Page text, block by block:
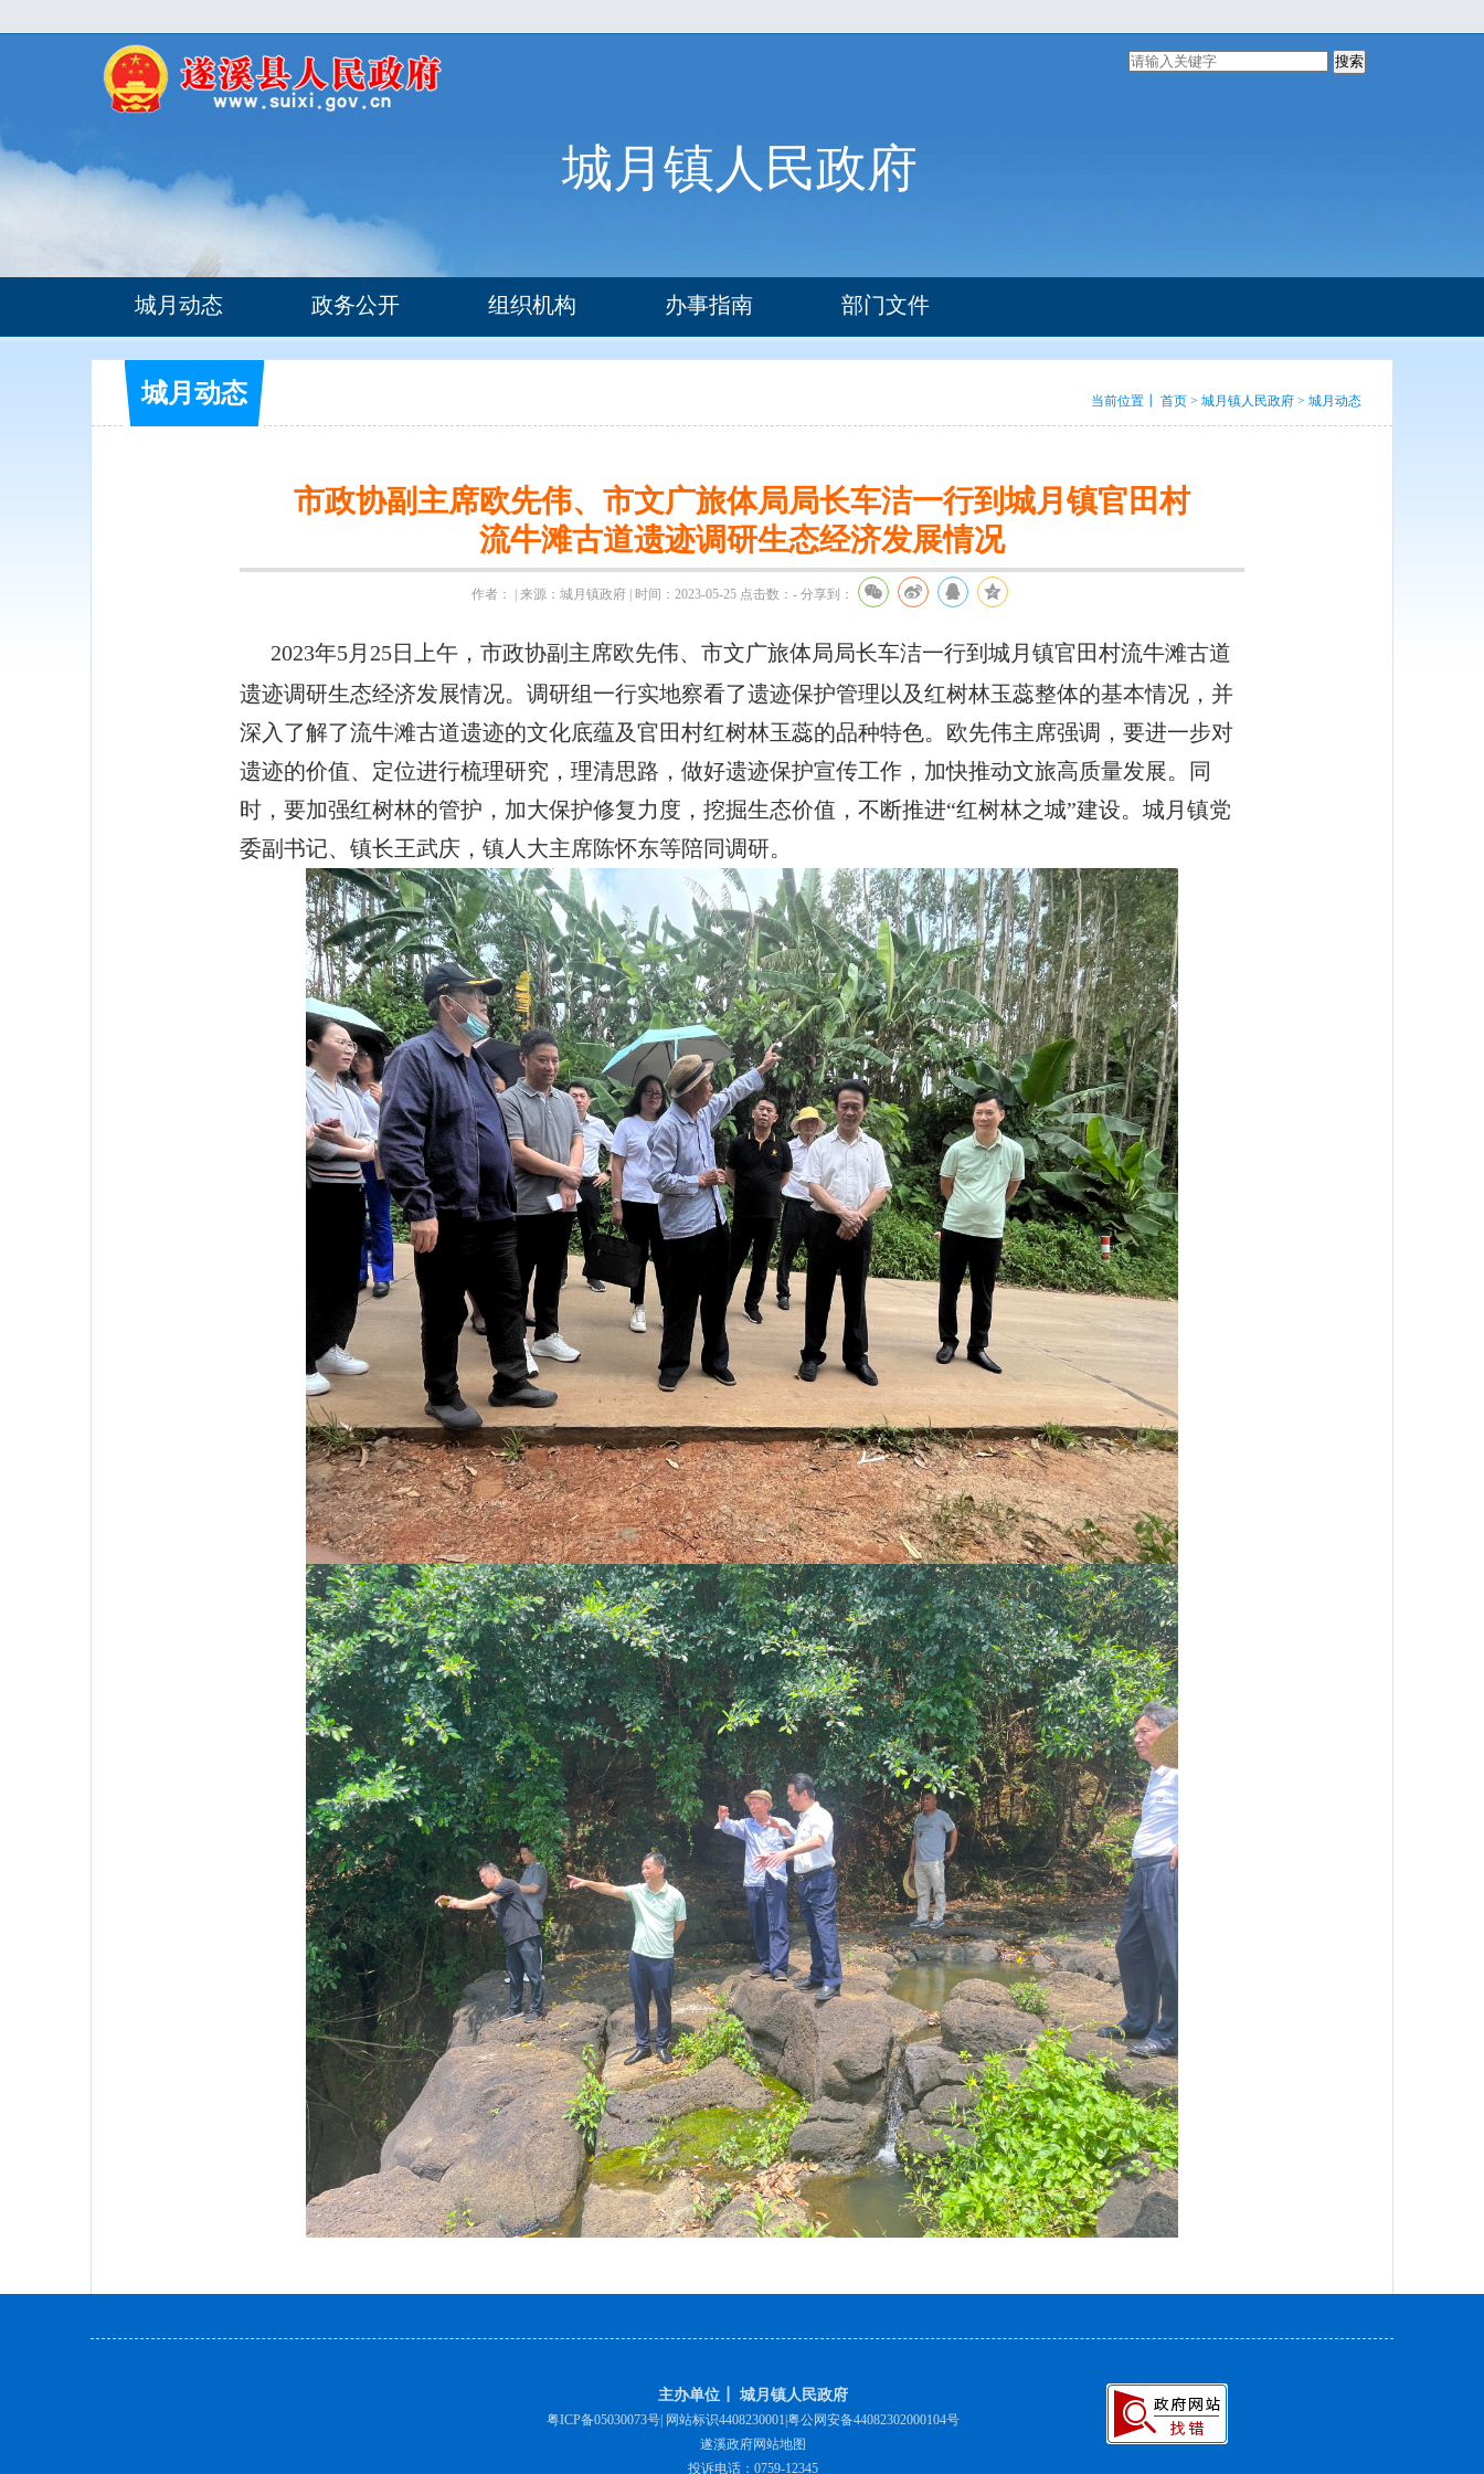
搜索
城月镇人民政府
城月动态 政务公开 组织机构 办事指南 部门文件
城月动态 当前位置┃ 首页 > 城月镇人民政府 > 城月动态
市政协副主席欧先伟、市文广旅体局局长车洁一行到城月镇官田村
流牛滩古道遗迹调研生态经济发展情况
作者： | 来源：城月镇政府 | 时间：2023-05-25 点击数： - 分享到：
2023年5月25日上午，市政协副主席欧先伟、市文广旅体局局长车洁一行到城月镇官田村流牛滩古道
遗迹调研生态经济发展情况。调研组一行实地察看了遗迹保护管理以及红树林玉蕊整体的基本情况，并
深入了解了流牛滩古道遗迹的文化底蕴及官田村红树林玉蕊的品种特色。欧先伟主席强调，要进一步对
遗迹的价值、定位进行梳理研究，理清思路，做好遗迹保护宣传工作，加快推动文旅高质量发展。同
时，要加强红树林的管护，加大保护修复力度，挖掘生态价值，不断推进“红树林之城”建设。城月镇党
委副书记、镇长王武庆，镇人大主席陈怀东等陪同调研。
主办单位┃ 城月镇人民政府
粤ICP备05030073号 | 网站标识4408230001| 粤公网安备44082302000104号
遂溪政府网站地图
投诉电话：0759-12345